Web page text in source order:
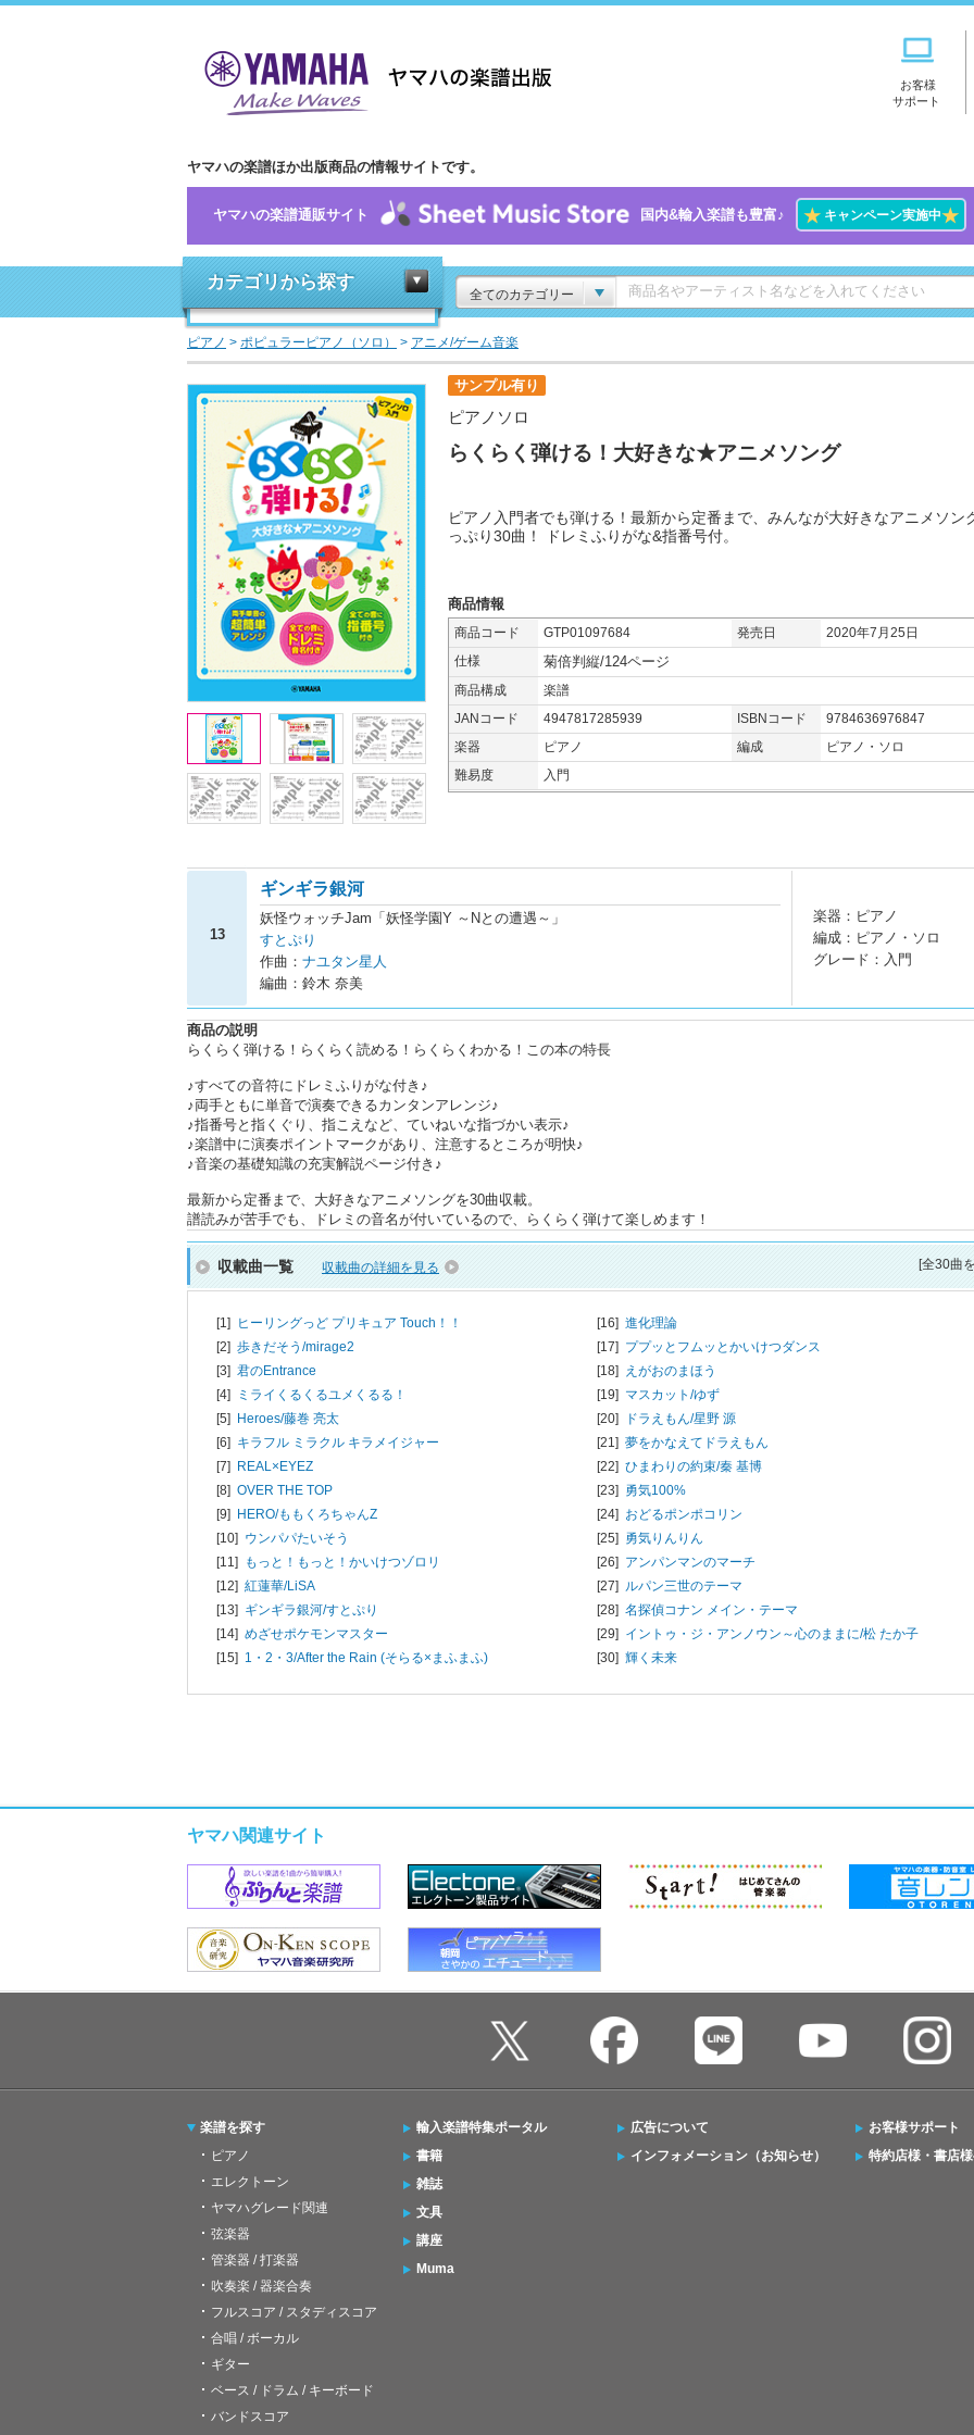
お客様
サポート
ヤマハの楽譜ほか出版商品の情報サイトです。
ヤマハの楽譜通販サイト 国内&輸入楽譜も豊富♪ ★キャンペーン実施中★
カテゴリから探す
全てのカテゴリー
ピアノ > ポピュラーピアノ（ソロ） > アニメ/ゲーム音楽
サンプル有り
ピアノソロ
らくらく弾ける！大好きな★アニメソング
ピアノ入門者でも弾ける！最新から定番まで、みんなが大好きなアニメソン
っぷり30曲！ ドレミふりがな&指番号付。
商品情報
商品コード GTP01097684 発売日
2020年7月25日
仕様
菊倍判縦/124ページ
商品構成
楽譜
JANコード
4947817285939 ISBNコード
9784636976847
楽器
ピアノ 編成
ピアノ・ソロ
難易度
入門
13
ギンギラ銀河
妖怪ウォッチJam「妖怪学園Y ～Nとの遭遇～」
すとぷり
作曲： ナユタン星人
編曲：鈴木 奈美
楽器：ピアノ
編成：ピアノ・ソロ
グレード：入門
商品の説明
らくらく弾ける！らくらく読める！らくらくわかる！この本の特長
♪すべての音符にドレミふりがな付き♪
♪両手ともに単音で演奏できるカンタンアレンジ♪
♪指番号と指くぐり、指こえなど、ていねいな指づかい表示♪
♪楽譜中に演奏ポイントマークがあり、注意するところが明快♪
♪音楽の基礎知識の充実解説ページ付き♪
最新から定番まで、大好きなアニメソングを30曲収載。
譜読みが苦手でも、ドレミの音名が付いているので、らくらく弾けて楽しめます！
収載曲一覧 収載曲の詳細を見る [全30曲
[1] ヒーリングっど プリキュア Touch！！
[2] 歩きだそう/mirage2
[3] 君のEntrance
[4]
ミライくるくるユメくるる！
[5] Heroes/藤巻 亮太
[6] キラフル ミラクル キラメイジャー
[7] REAL×EYEZ
[8] OVER THE TOP
[9] HERO/ももくろちゃんZ
[10] ウンパパたいそう
[11] もっと！もっと！かいけつゾロリ
[12] 紅蓮華/LiSA
[13] ギンギラ銀河/すとぷり
[14] めざせポケモンマスター
[15] 1・2・3/After the Rain (そらる×まふまふ)
[16] 進化理論
[17] ププッとフムッとかいけつダンス
[18] えがおのまほう
[19] マスカット/ゆず
[20]
ドラえもん/星野 源
[21] 夢をかなえてドラえもん
[22] ひまわりの約束/秦 基博
[23] 勇気100%
[24] おどるポンポコリン
[25] 勇気りんりん
[26] アンパンマンのマーチ
[27] ルパン三世のテーマ
[28] 名探偵コナン メイン・テーマ
[29] イントゥ・ジ・アンノウン～心のままに/松 たか子
[30] 輝く未来
ヤマハ関連サイト
楽譜を探す
ピアノ
エレクトーン
ヤマハグレード関連
弦楽器
管楽器 / 打楽器
吹奏楽 / 器楽合奏
フルスコア / スタディスコア
合唱 / ボーカル
ギター
ベース / ドラム / キーボード
バンドスコア
輸入楽譜特集ポータル
書籍
雑誌
文具
講座
Muma
広告について
インフォメーション（お知らせ）
お客様サポート
特約店様・書店